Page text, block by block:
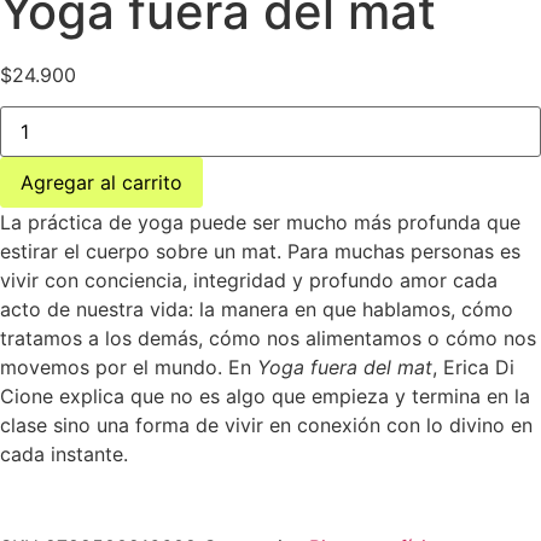
$24.900
Yoga
fuera
del
mat
cantidad
Agregar al carrito
La práctica de yoga puede ser mucho más profunda que
estirar el cuerpo sobre un mat. Para muchas personas es
vivir con conciencia, integridad y profundo amor cada
acto de nuestra vida: la manera en que hablamos, cómo
tratamos a los demás, cómo nos alimentamos o cómo nos
movemos por el mundo. En Yoga fuera del mat, Erica Di
Cione explica que no es algo que empieza y termina en la
clase sino una forma de vivir en conexión con lo divino en
cada instante.